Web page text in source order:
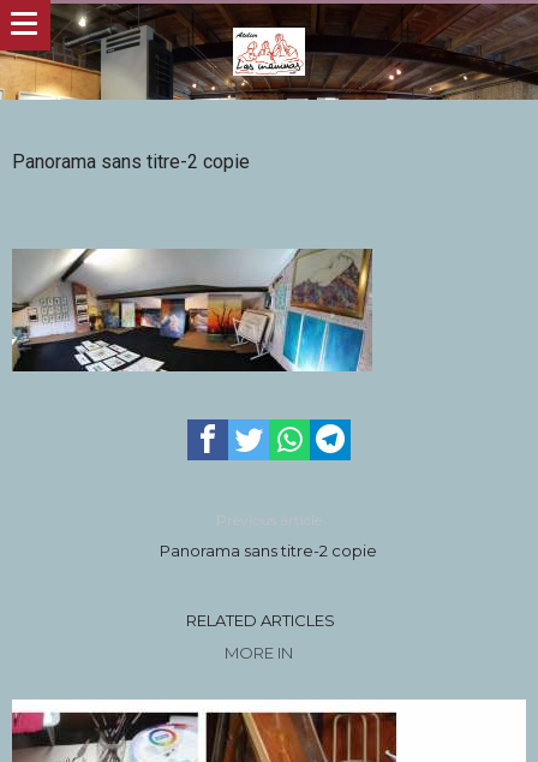
Panorama sans titre-2 copie
Previous article
Panorama sans titre-2 copie
RELATED ARTICLES
MORE IN